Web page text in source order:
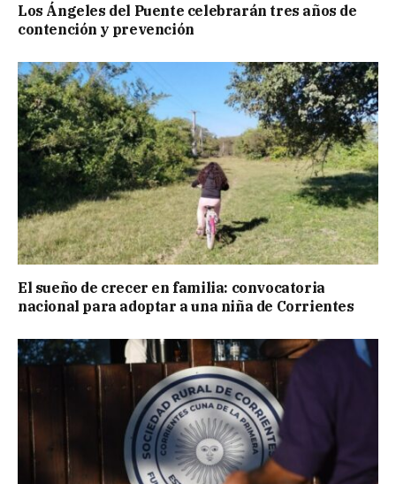
Los Ángeles del Puente celebrarán tres años de
contención y prevención
El sueño de crecer en familia: convocatoria
nacional para adoptar a una niña de Corrientes